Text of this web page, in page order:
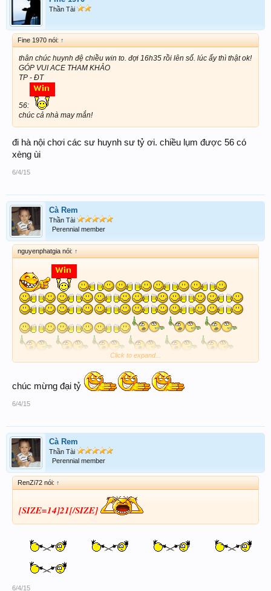
Thần Tài
Fine 1970 nói: ↑
thân chúc huynh đệ chiều win to. đợi 16h35 rồi lên số. lúc ấy thì thật ok!
GÓP VUI ACE THAM KHẢO
TP - ĐT
56:
chúc cả nhà may mắn!
đi hà nội chơi các sư huynh sư tỷ ơi. chiều lụm được 56 có
xèng ùi
6/4/15
Cà Rem
Thần Tài
Perennial member
nguyenphatgia nói: ↑
mời ace
Click to expand...
chúc mừng đại tỷ
6/4/15
Cà Rem
Thần Tài
Perennial member
RenZi72 nói: ↑
[SIZE=14]21[/SIZE]
6/4/15